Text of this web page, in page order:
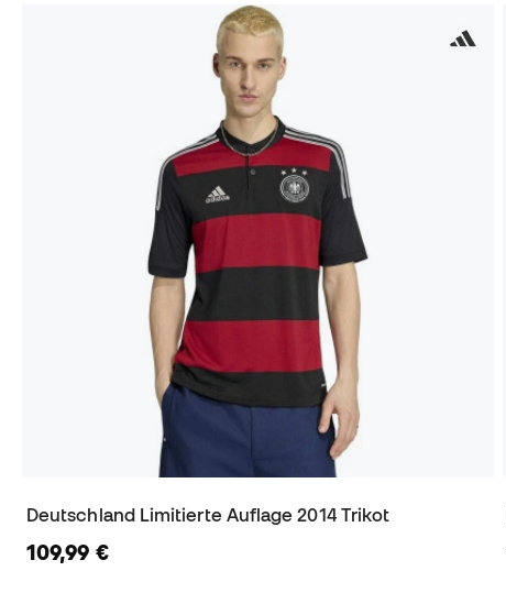
Deutschland Limitierte Auflage 2014 Trikot
109,99 €